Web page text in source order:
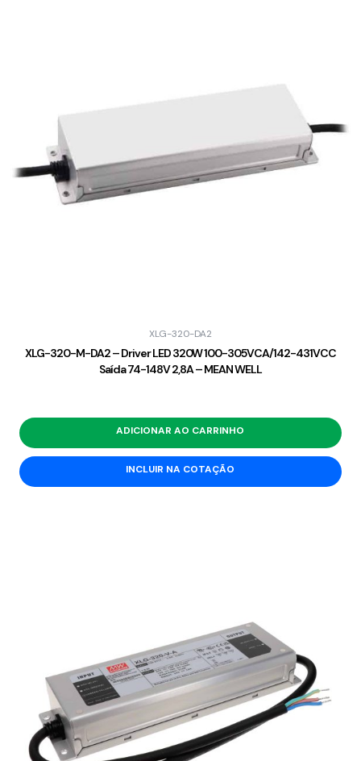
XLG-320-DA2
XLG-320-M-DA2 – Driver LED 320W 100-305VCA/142-431VCC
Saída 74-148V 2,8A – MEAN WELL
ADICIONAR AO CARRINHO
INCLUIR NA COTAÇÃO